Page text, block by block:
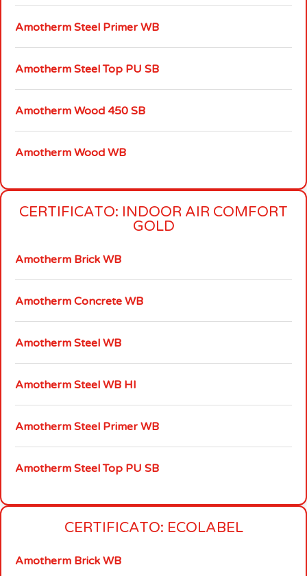
Amotherm Steel Primer WB
Amotherm Steel Top PU SB
Amotherm Wood 450 SB
Amotherm Wood WB
CERTIFICATO: INDOOR AIR COMFORT
GOLD
Amotherm Brick WB
Amotherm Concrete WB
Amotherm Steel WB
Amotherm Steel WB HI
Amotherm Steel Primer WB
Amotherm Steel Top PU SB
CERTIFICATO: ECOLABEL
Amotherm Brick WB